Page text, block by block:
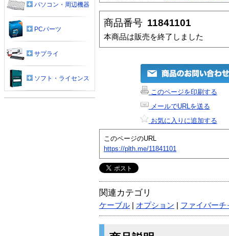
商品番号 11841101
本商品は販売を終了しました
このページを印刷する
メールでURLを送る
お気に入りに追加する
このページのURL
https://plth.me/11841101
関連カテゴリ
ケーブル オプション ファイバーチ
パソコン・周辺機器
PCパーツ
サプライ
ソフト・ライセンス